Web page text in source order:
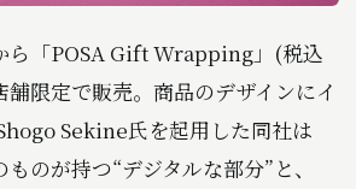
ら「POSA Gift Wrapping」(税込
限定で販売。商品のデザインにイ
Sekine氏を起用した同社は
ものが持つ“デジタルな部分”と、